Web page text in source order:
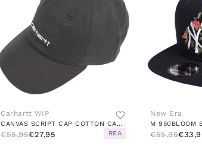
Carhartt WIP
CANVAS SCRIPT CAP COTTON CANVA BLACK / WHITE
€55,95€27,95 REA
New Era
M 950BLOOM
€55,95